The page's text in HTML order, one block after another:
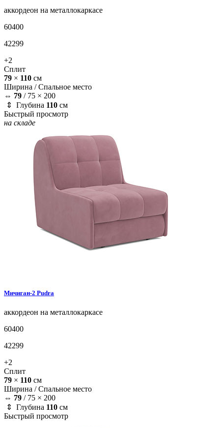
аккордеон на металлокаркасе
60400
42299
+2
Сплит
79 × 110 см
Ширина /Спальное место
⇔ 79 / 75 × 200
⇕ Глубина 110 см
Быстрый просмотр
на складе
Мичиган-2 Pudra
аккордеон на металлокаркасе
60400
42299
+2
Сплит
79 × 110 см
Ширина /Спальное место
⇔ 79 / 75 × 200
⇕ Глубина 110 см
Быстрый просмотр